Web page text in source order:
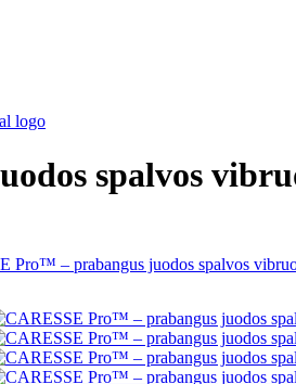
spalvos